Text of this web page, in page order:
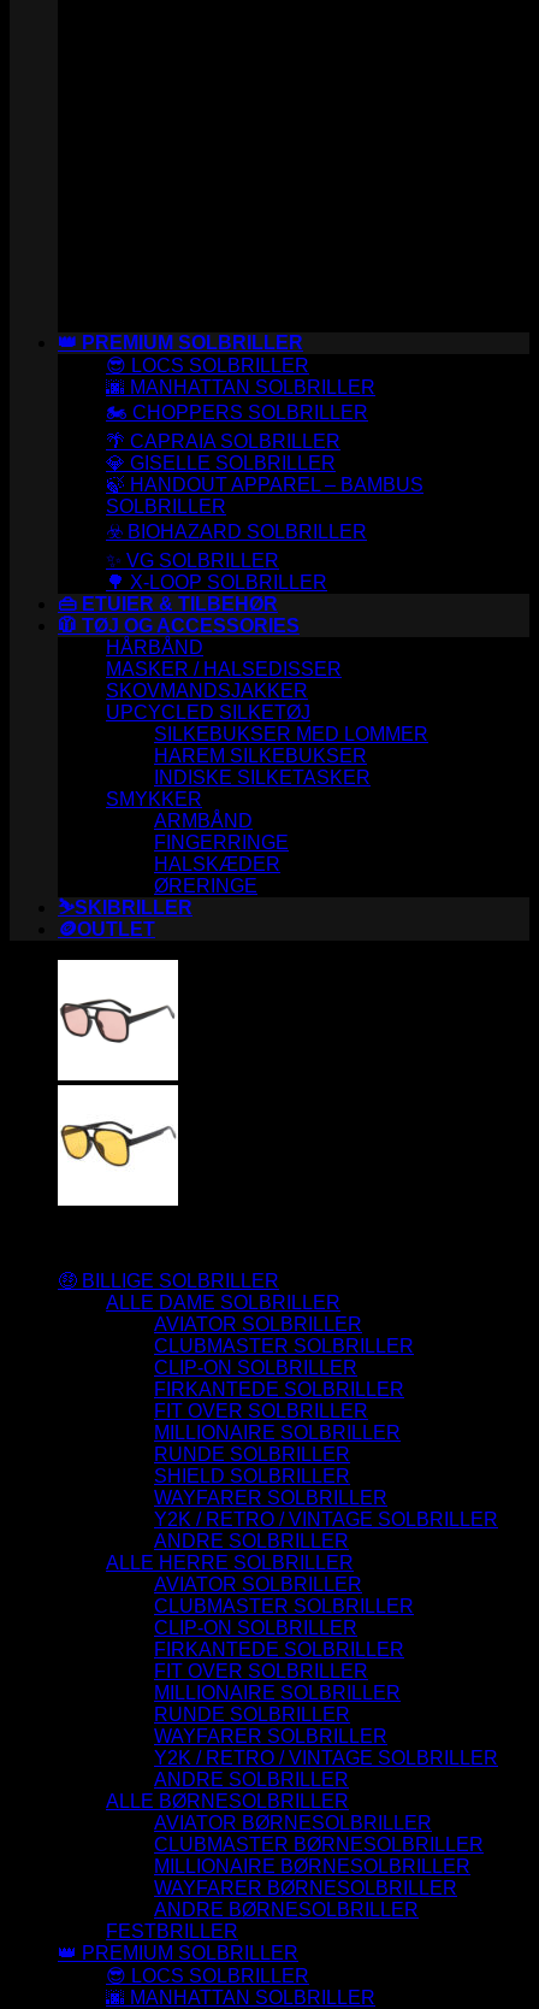
👑 PREMIUM SOLBRILLER
😎 LOCS SOLBRILLER
🌆 MANHATTAN SOLBRILLER
🏍️ CHOPPERS SOLBRILLER
🌴 CAPRAIA SOLBRILLER
💎 GISELLE SOLBRILLER
🍃 HANDOUT APPAREL – BAMBUS
SOLBRILLER
☣️ BIOHAZARD SOLBRILLER
✨ VG SOLBRILLER
🌳 X-LOOP SOLBRILLER
👜 ETUIER & TILBEHØR
🧥 TØJ OG ACCESSORIES
HÅRBÅND
MASKER / HALSEDISSER
SKOVMANDSJAKKER
UPCYCLED SILKETØJ
SILKEBUKSER MED LOMMER
HAREM SILKEBUKSER
INDISKE SILKETASKER
SMYKKER
ARMBÅND
FINGERRINGE
HALSKÆDER
ØRERINGE
⛷️SKIBRILLER
🪙OUTLET
🤑 BILLIGE SOLBRILLER
ALLE DAME SOLBRILLER
AVIATOR SOLBRILLER
CLUBMASTER SOLBRILLER
CLIP-ON SOLBRILLER
FIRKANTEDE SOLBRILLER
FIT OVER SOLBRILLER
MILLIONAIRE SOLBRILLER
RUNDE SOLBRILLER
SHIELD SOLBRILLER
WAYFARER SOLBRILLER
Y2K / RETRO / VINTAGE SOLBRILLER
ANDRE SOLBRILLER
ALLE HERRE SOLBRILLER
AVIATOR SOLBRILLER
CLUBMASTER SOLBRILLER
CLIP-ON SOLBRILLER
FIRKANTEDE SOLBRILLER
FIT OVER SOLBRILLER
MILLIONAIRE SOLBRILLER
RUNDE SOLBRILLER
WAYFARER SOLBRILLER
Y2K / RETRO / VINTAGE SOLBRILLER
ANDRE SOLBRILLER
ALLE BØRNESOLBRILLER
AVIATOR BØRNESOLBRILLER
CLUBMASTER BØRNESOLBRILLER
MILLIONAIRE BØRNESOLBRILLER
WAYFARER BØRNESOLBRILLER
ANDRE BØRNESOLBRILLER
FESTBRILLER
👑 PREMIUM SOLBRILLER
😎 LOCS SOLBRILLER
🌆 MANHATTAN SOLBRILLER